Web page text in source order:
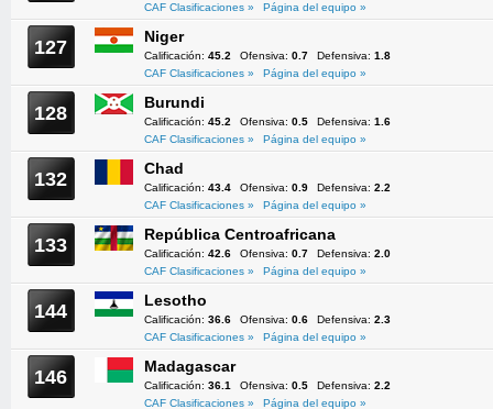
CAF Clasificaciones »
Página del equipo »
127 Niger
Calificación: 45.2 Ofensiva: 0.7 Defensiva: 1.8
CAF Clasificaciones »
Página del equipo »
128 Burundi
Calificación: 45.2 Ofensiva: 0.5 Defensiva: 1.6
CAF Clasificaciones »
Página del equipo »
132 Chad
Calificación: 43.4 Ofensiva: 0.9 Defensiva: 2.2
CAF Clasificaciones »
Página del equipo »
133 República Centroafricana
Calificación: 42.6 Ofensiva: 0.7 Defensiva: 2.0
CAF Clasificaciones »
Página del equipo »
144 Lesotho
Calificación: 36.6 Ofensiva: 0.6 Defensiva: 2.3
CAF Clasificaciones »
Página del equipo »
146 Madagascar
Calificación: 36.1 Ofensiva: 0.5 Defensiva: 2.2
CAF Clasificaciones »
Página del equipo »